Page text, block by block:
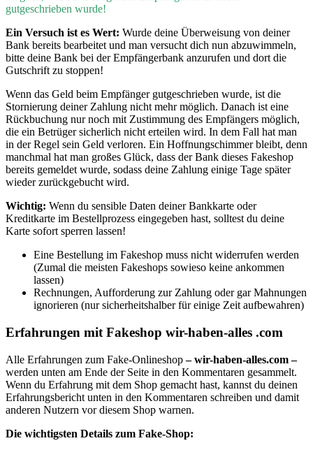
gutgeschrieben wurde!
Ein Versuch ist es Wert: Wurde deine Überweisung von deiner
Bank bereits bearbeitet und man versucht dich nun abzuwimmeln,
bitte deine Bank bei der Empfängerbank anzurufen und dort die
Gutschrift zu stoppen!
Wenn das Geld beim Empfänger gutgeschrieben wurde, ist die
Stornierung deiner Zahlung nicht mehr möglich. Danach ist eine
Rückbuchung nur noch mit Zustimmung des Empfängers möglich,
die ein Betrüger sicherlich nicht erteilen wird. In dem Fall hat man
in der Regel sein Geld verloren. Ein Hoffnungschimmer bleibt, denn
manchmal hat man großes Glück, dass der Bank dieses Fakeshop
bereits gemeldet wurde, sodass deine Zahlung einige Tage später
wieder zurückgebucht wird.
Wichtig: Wenn du sensible Daten deiner Bankkarte oder
Kreditkarte im Bestellprozess eingegeben hast, solltest du deine
Karte sofort sperren lassen!
Eine Bestellung im Fakeshop muss nicht widerrufen werden
(Zumal die meisten Fakeshops sowieso keine ankommen
lassen)
Rechnungen, Aufforderung zur Zahlung oder gar Mahnungen
ignorieren (nur sicherheitshalber für einige Zeit aufbewahren)
Erfahrungen mit Fakeshop wir-haben-alles .com
Alle Erfahrungen zum Fake-Onlineshop– wir-haben-alles.com –
werden unten am Ende der Seite in den Kommentaren gesammelt.
Wenn du Erfahrung mit dem Shop gemacht hast, kannst du deinen
Erfahrungsbericht unten in den Kommentaren schreiben und damit
anderen Nutzern vor diesem Shop warnen.
Die wichtigsten Details zum Fake-Shop: